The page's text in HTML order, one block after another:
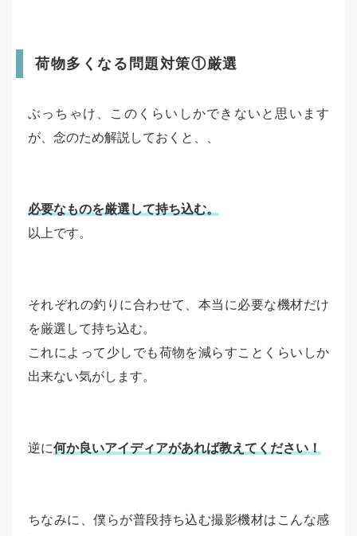
荷物多くなる問題対策①厳選
ぶっちゃけ、このくらいしかできないと思います
が、念のため解説しておくと、、
必要なものを厳選して持ち込む。
以上です。
それぞれの釣りに合わせて、本当に必要な機材だけ
を厳選して持ち込む。
これによって少しでも荷物を減らすことくらいしか
出来ない気がします。
逆に何か良いアイディアがあれば教えてください！
ちなみに、僕らが普段持ち込む撮影機材はこんな感